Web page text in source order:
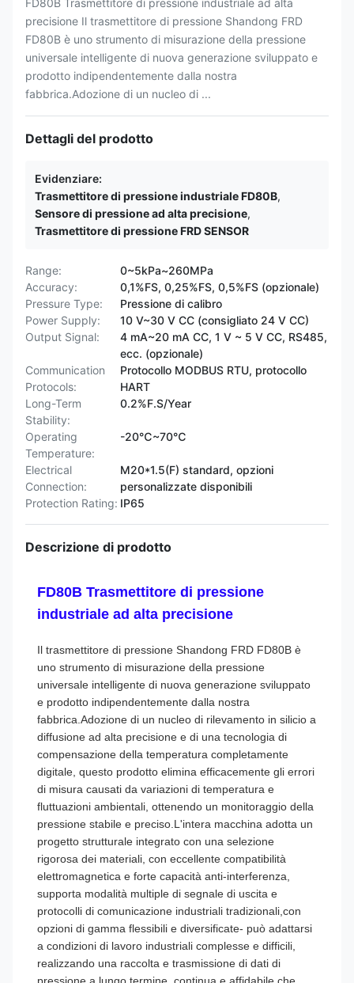
FD80B Trasmettitore di pressione industriale ad alta
precisione Il trasmettitore di pressione Shandong FRD
FD80B è uno strumento di misurazione della pressione
universale intelligente di nuova generazione sviluppato e
prodotto indipendentemente dalla nostra
fabbrica.Adozione di un nucleo di ...
Dettagli del prodotto
Evidenziare:
Trasmettitore di pressione industriale FD80B,
Sensore di pressione ad alta precisione,
Trasmettitore di pressione FRD SENSOR
Range:
0~5kPa~260MPa
Accuracy:
0,1%FS, 0,25%FS, 0,5%FS (opzionale)
Pressure Type:
Pressione di calibro
Power Supply:
10 V~30 V CC (consigliato 24 V CC)
Output Signal:
4 mA~20 mA CC, 1 V ~ 5 V CC, RS485,
ecc. (opzionale)
Communication
Protocols:
Protocollo MODBUS RTU, protocollo
HART
Long-Term
Stability:
0.2%F.S/Year
Operating
Temperature:
-20℃~70℃
Electrical
Connection:
M20*1.5(F) standard, opzioni
personalizzate disponibili
Protection Rating: IP65
Descrizione di prodotto
FD80B Trasmettitore di pressione
industriale ad alta precisione
Il trasmettitore di pressione Shandong FRD FD80B è
uno strumento di misurazione della pressione
universale intelligente di nuova generazione sviluppato
e prodotto indipendentemente dalla nostra
fabbrica.Adozione di un nucleo di rilevamento in silicio a
diffusione ad alta precisione e di una tecnologia di
compensazione della temperatura completamente
digitale, questo prodotto elimina efficacemente gli errori
di misura causati da variazioni di temperatura e
fluttuazioni ambientali, ottenendo un monitoraggio della
pressione stabile e preciso.L'intera macchina adotta un
progetto strutturale integrato con una selezione
rigorosa dei materiali, con eccellente compatibilità
elettromagnetica e forte capacità anti-interferenza,
supporta modalità multiple di segnale di uscita e
protocolli di comunicazione industriali tradizionali,con
opzioni di gamma flessibili e diversificate- può adattarsi
a condizioni di lavoro industriali complesse e difficili,
realizzando una raccolta e trasmissione di dati di